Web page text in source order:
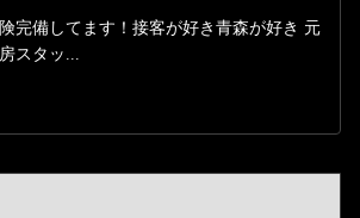
完備してます！接客が好き青森が好き 元
スタッ...